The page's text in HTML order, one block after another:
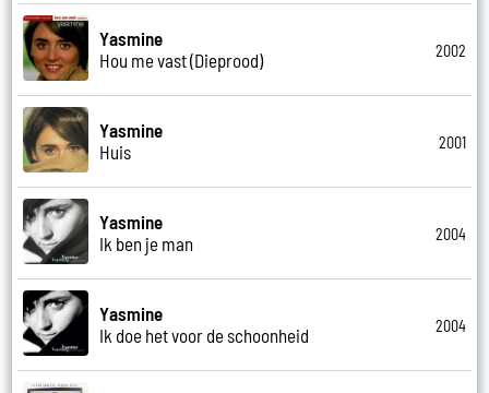
Yasmine
Hou me vast (Dieprood)
2002
Yasmine
Huis
2001
Yasmine
Ik ben je man
2004
Yasmine
Ik doe het voor de schoonheid
2004